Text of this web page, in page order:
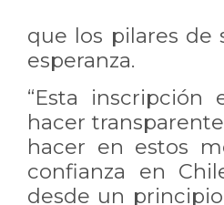
que los pilares de
esperanza.
“Esta
hacer
hacer en estos
confianza en
desde un